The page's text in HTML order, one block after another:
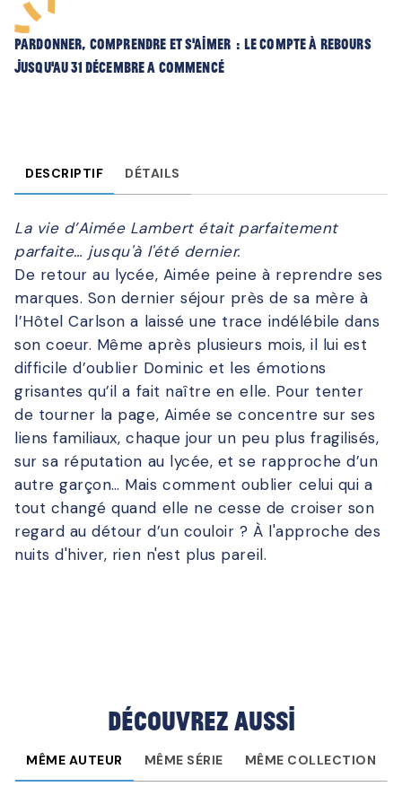
Pardonner, comprendre et s’aimer : le compte à rebours
jusqu’au 31 décembre a commencé
DESCRIPTIF DÉTAILS
La vie d’Aimée Lambert était parfaitement
parfaite… jusqu'à l'été dernier.
De retour au lycée, Aimée peine à reprendre ses
marques. Son dernier séjour près de sa mère à
l’Hôtel Carlson a laissé une trace indélébile dans
son coeur. Même après plusieurs mois, il lui est
difficile d’oublier Dominic et les émotions
grisantes qu’il a fait naître en elle. Pour tenter
de tourner la page, Aimée se concentre sur ses
liens familiaux, chaque jour un peu plus fragilisés,
sur sa réputation au lycée, et se rapproche d’un
autre garçon… Mais comment oublier celui qui a
tout changé quand elle ne cesse de croiser son
regard au détour d’un couloir ? À l'approche des
nuits d'hiver, rien n'est plus pareil.
Découvrez aussi
MÊME AUTEUR MÊME SÉRIE MÊME COLLECTION